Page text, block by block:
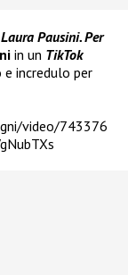
Pausini. Per
in un TikTok
incredulo per
video/743376